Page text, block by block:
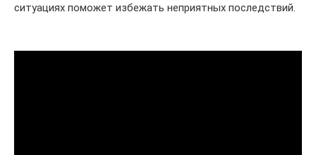
ситуациях поможет избежать неприятных последствий.